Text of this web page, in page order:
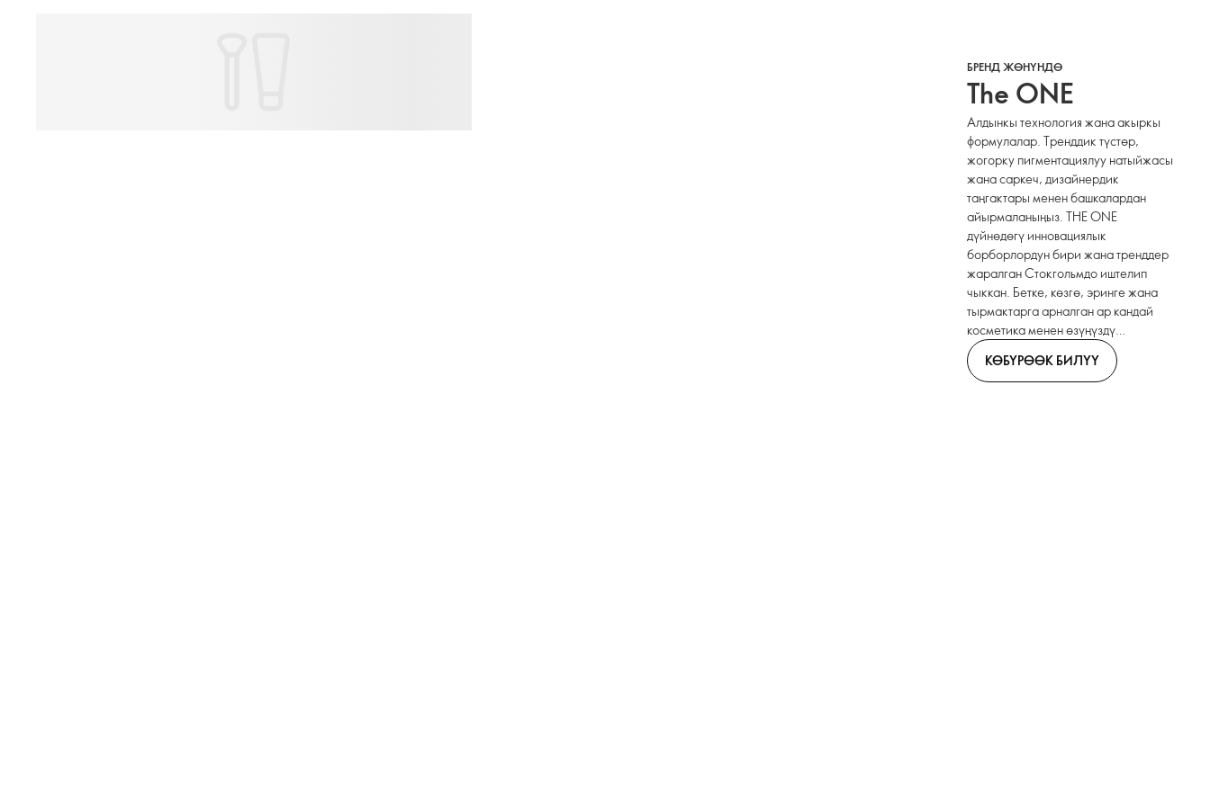
БРЕНД ЖӨНҮНДӨ
The ONE
Алдынкы технология жана акыркы
формулалар. Тренддик түстөр,
жогорку пигментациялуу натыйжасы
жана саркеч, дизайнердик
таңгактары менен башкалардан
айырмаланыңыз. THE ONE
дүйнөдөгү инновациялык
борборлордун бири жана тренддер
жаралган Стокгольмдо иштелип
чыккан. Бетке, көзгө, эринге жана
тырмактарга арналган ар кандай
косметика менен өзүңүздү
билдириңиз.
КӨБҮРӨӨК БИЛҮҮ